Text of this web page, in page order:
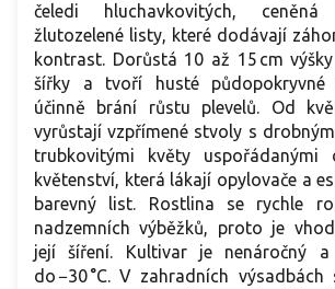
čeledi hluchavkovitých,
žlutozelené listy, které dodávají
kontrast. Dorůstá 10 až 15 cm
šířky a tvoří husté půdopokryvné
účinně brání růstu plevelů. Od
vyrůstají vzpřímené stvoly s
trubkovitými květy uspořádanými
květenství, která lákají opylovače a
barevný list. Rostlina se rychle
nadzemních výběžků, proto je
její šíření. Kultivar je nenáročný a
do −30 °C. V zahradních